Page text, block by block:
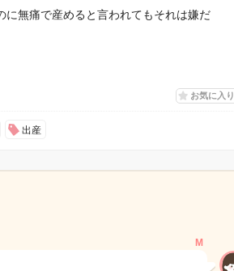
に無痛で産めると言われてもそれは嫌だ
お気に入り
出産
M